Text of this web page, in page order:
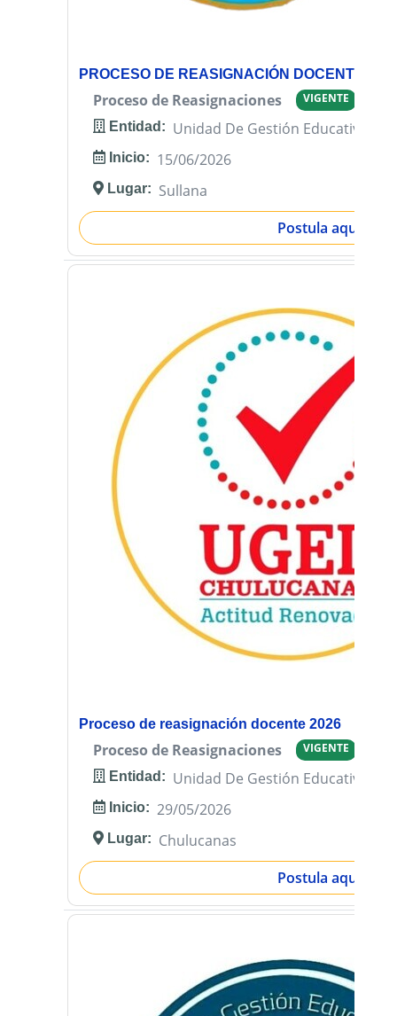
PROCESO DE REASIGNACIÓN DOCENTE
Proceso de Reasignaciones
VIGENTE
Entidad: Unidad De Gestión Educativa
Inicio: 15/06/2026
Lugar: Sullana
Postula aquí
Proceso de reasignación docente 2026
Proceso de Reasignaciones
VIGENTE
Entidad: Unidad De Gestión Educativa
Inicio: 29/05/2026
Lugar: Chulucanas
Postula aquí